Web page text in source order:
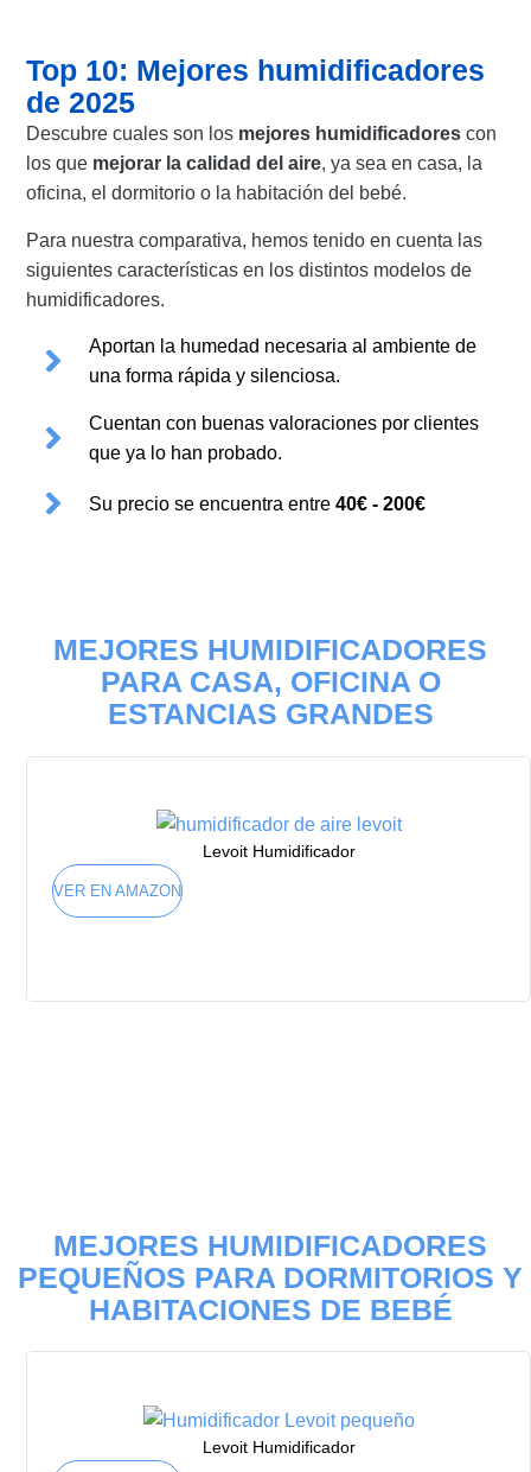
Top 10: Mejores humidificadores
de 2025
Descubre cuales son los mejores humidificadores con
los que mejorar la calidad del aire, ya sea en casa, la
oficina, el dormitorio o la habitación del bebé.
Para nuestra comparativa, hemos tenido en cuenta las
siguientes características en los distintos modelos de
humidificadores.
Aportan la humedad necesaria al ambiente de
una forma rápida y silenciosa.
Cuentan con buenas valoraciones por clientes
que ya lo han probado.
Su precio se encuentra entre 40€ - 200€
MEJORES HUMIDIFICADORES
PARA CASA, OFICINA O
ESTANCIAS GRANDES
Levoit Humidificador
VER EN AMAZON
MEJORES HUMIDIFICADORES
PEQUEÑOS PARA DORMITORIOS Y
HABITACIONES DE BEBÉ
Levoit Humidificador